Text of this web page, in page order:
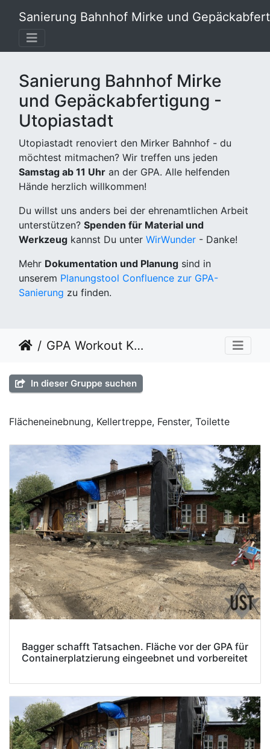
Sanierung Bahnhof Mirke und
Sanierung Bahnhof Mirke
und Gepäckabfertigung -
Utopiastadt
Utopiastadt renoviert den Mirker Bahnhof - du
möchtest mitmachen? Wir treffen uns jeden
Samstag ab 11 Uhr an der GPA. Alle helfenden
Hände herzlich willkommen!
Du willst uns anders bei der ehrenamtlichen Arbeit
unterstützen? Spenden für Material und
Werkzeug kannst Du unter WirWunder - Danke!
Mehr Dokumentation und Planung sind in
unserem Planungstool Confluence zur GPA-
Sanierung zu finden.
GPA Workout KW 33
In dieser Gruppe suchen
Flächeneinebnung, Kellertreppe, Fenster, Toilette
Bagger schafft Tatsachen. Fläche vor der GPA für
Containerplatzierung eingeebnet und vorbereitet